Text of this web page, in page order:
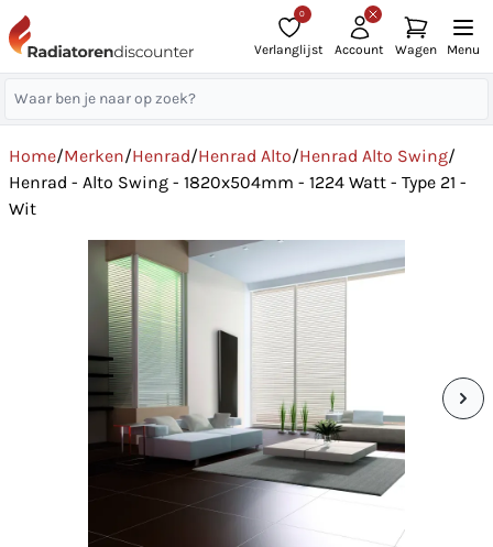
0
Verlanglijst Account Wagen Menu
Home/Merken/Henrad/Henrad Alto/Henrad Alto Swing/
Henrad - Alto Swing - 1820x504mm - 1224 Watt - Type 21 -
Wit